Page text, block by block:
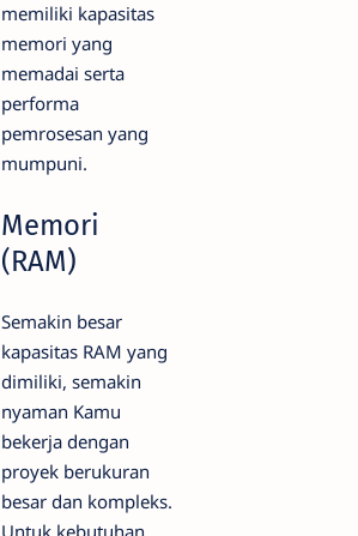
memiliki kapasitas
memori yang
memadai serta
performa
pemrosesan yang
mumpuni.
Memori
(RAM)
Semakin besar
kapasitas RAM yang
dimiliki, semakin
nyaman Kamu
bekerja dengan
proyek berukuran
besar dan kompleks.